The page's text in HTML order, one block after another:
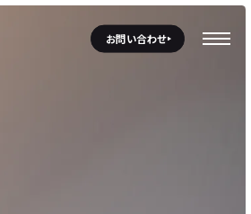
お問い合わせ